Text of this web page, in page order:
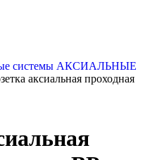
системы АКСИАЛЬНЫЕ
аксиальная проходная